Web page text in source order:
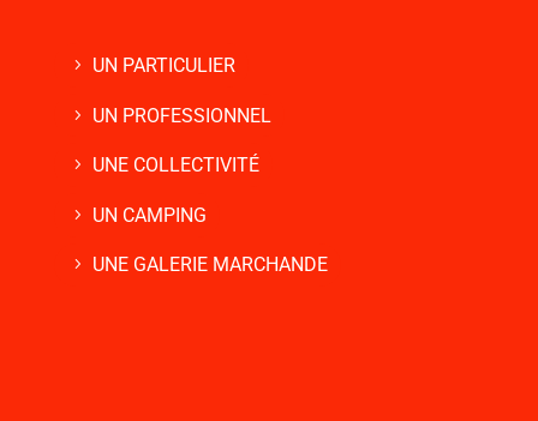
UN PARTICULIER
UN PROFESSIONNEL
UNE COLLECTIVITÉ
UN CAMPING
UNE GALERIE MARCHANDE